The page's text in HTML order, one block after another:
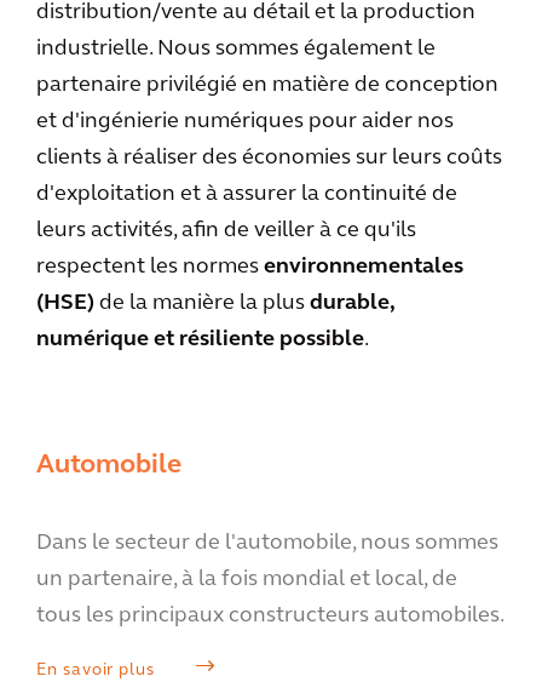
distribution/vente au détail et la production
industrielle. Nous sommes également le
partenaire privilégié en matière de conception
et d'ingénierie numériques pour aider nos
clients à réaliser des économies sur leurs coûts
d'exploitation et à assurer la continuité de
leurs activités, afin de veiller à ce qu'ils
respectent les normes environnementales
(HSE) de la manière la plus durable,
numérique et résiliente possible.
Automobile
Dans le secteur de l'automobile, nous sommes
un partenaire, à la fois mondial et local, de
tous les principaux constructeurs automobiles.
En savoir plus